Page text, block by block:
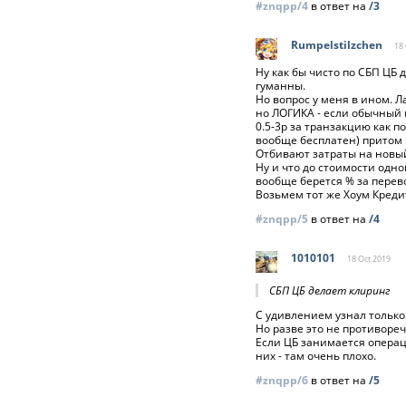
#znqpp/4 в ответ на /3
Rumpelstilzchen 18
Ну как бы чисто по СБП ЦБ
гуманны.
Но вопрос у меня в ином.
но ЛОГИКА - если обычный
0.5-3р за транзакцию как
вообще бесплатен) притом
Отбивают затраты на
Ну и что до стоимости
вообще берется % за
Возьмем тот же Хоум
#znqpp/5 в ответ на /4
1010101 18 Oct2019
СБП ЦБ делает клиринг
С удивлением узнал только
Но разве это не
Если ЦБ занимается
них - там очень плохо.
#znqpp/6 в ответ на /5